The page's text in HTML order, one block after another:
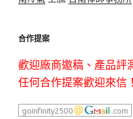
合作提案
歡迎廠商邀稿、產品評
任何合作提案歡迎來信